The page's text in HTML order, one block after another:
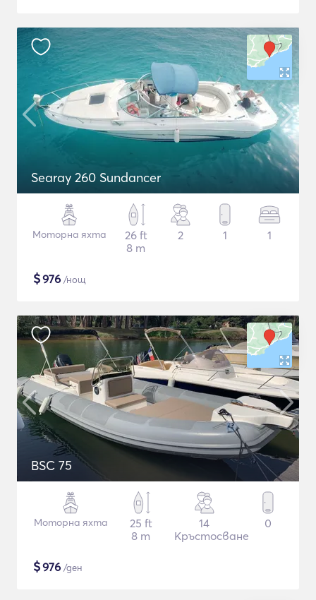
Searay 260 Sundancer
Моторна яхта
26 ft
8 m
2 1 1
$976 /нощ
BSC 75
Моторна яхта
25 ft
8 m
14
Кръстосване
0
$976 /ден